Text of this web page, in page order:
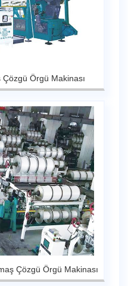
Örgü Makinası
Çözgü Örgü Makinası